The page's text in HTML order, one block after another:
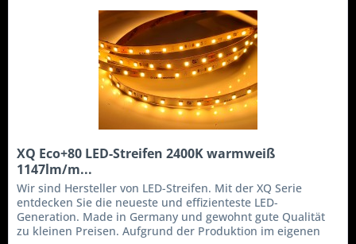
XQ Eco+80 LED-Streifen 2400K warmweiß
1147lm/m...
Wir sind Hersteller von LED-Streifen. Mit der XQ Serie
entdecken Sie die neueste und effizienteste LED-
Generation. Made in Germany und gewohnt gute Qualität
zu kleinen Preisen. Aufgrund der Produktion im eigenen